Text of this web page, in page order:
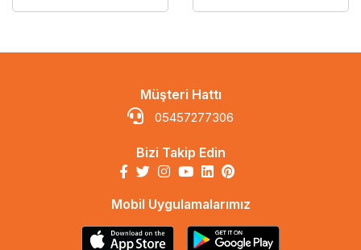
Müşteri Hattı
05457277306
Bizi Takip Edin
Mobil Uygulamalarımız